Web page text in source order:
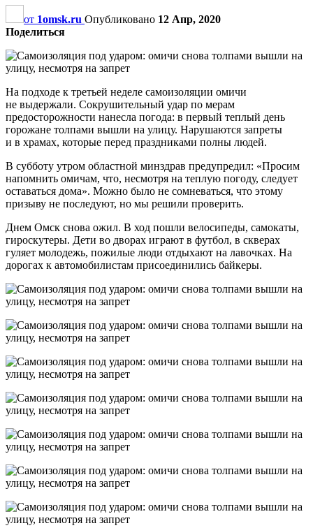
от 1omsk.ru Опубликовано 12 Апр, 2020
Поделиться
На подходе к третьей неделе самоизоляции омичи
не выдержали. Сокрушительный удар по мерам
предосторожности нанесла погода: в первый теплый день
горожане толпами вышли на улицу. Нарушаются запреты
и в храмах, которые перед праздниками полны людей.
В субботу утром областной минздрав предупредил: «Просим
напомнить омичам, что, несмотря на теплую погоду, следует
оставаться дома». Можно было не сомневаться, что этому
призыву не последуют, но мы решили проверить.
Днем Омск снова ожил. В ход пошли велосипеды, самокаты,
гироскутеры. Дети во дворах играют в футбол, в скверах
гуляет молодежь, пожилые люди отдыхают на лавочках. На
дорогах к автомобилистам присоединились байкеры.